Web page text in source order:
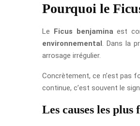
Pourquoi le
Le Ficus benjamina est
environnemental . Dans la
arrosage irrégulier.
Concrètement, ce n’est pas
continue, c’est souvent le
Les causes les